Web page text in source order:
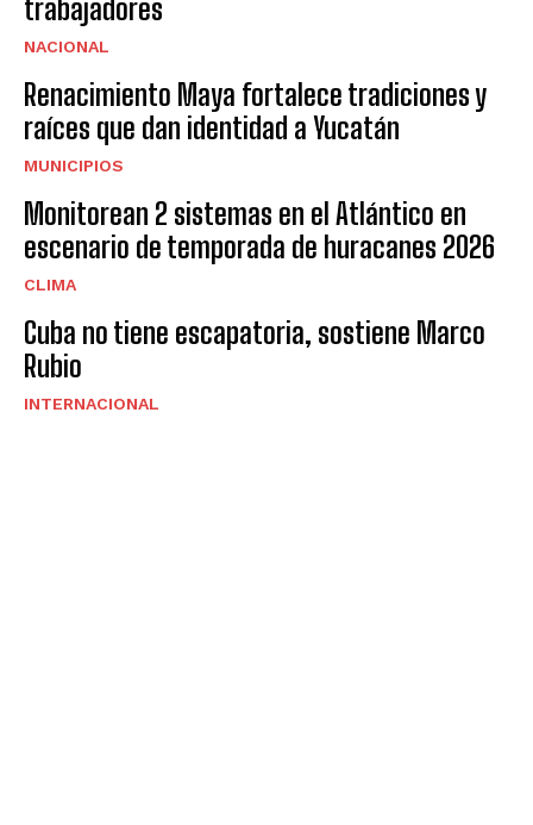
trabajadores
NACIONAL
Renacimiento Maya fortalece tradiciones y
raíces que dan identidad a Yucatán
MUNICIPIOS
Monitorean 2 sistemas en el Atlántico en
escenario de temporada de huracanes 2026
CLIMA
Cuba no tiene escapatoria, sostiene Marco
Rubio
INTERNACIONAL